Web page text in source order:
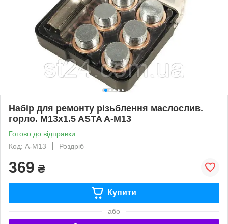
Набір для ремонту різьблення маслослив.
горло. M13x1.5 ASTA A-M13
Готово до відправки
Код: A-M13
Роздріб
369 ₴
Купити
або